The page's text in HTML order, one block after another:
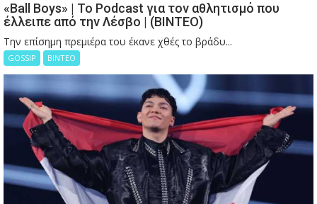
«Ball Boys» | Το Podcast για τον αθλητισμό που
έλλειπε από την Λέσβο | (ΒΙΝΤΕΟ)
Την επίσημη πρεμιέρα του έκανε χθές το βράδυ...
GOSSIP ΒΙΝΤΕΟ